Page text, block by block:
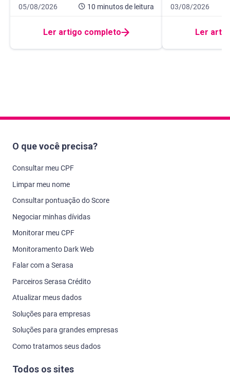
Data de publicação 5 de agosto de 2026
05/08/2026 10 minutosde leitura
10 minutos de leitura
Ler artigo completo
Data de
03/08/2026
10 minutos de
Ler
O que você precisa?
Consultar meu CPF
Limpar meu nome
Consultar pontuação do Score
Negociar minhas dívidas
Monitorar meu CPF
Monitoramento Dark Web
Falar com a Serasa
Parceiros Serasa Crédito
Atualizar meus dados
Soluções para empresas
Soluções para grandes empresas
Como tratamos seus dados
Todos os sites